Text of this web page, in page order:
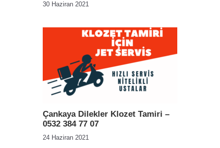
30 Haziran 2021
Çankaya Dilekler Klozet Tamiri –
0532 384 77 07
24 Haziran 2021